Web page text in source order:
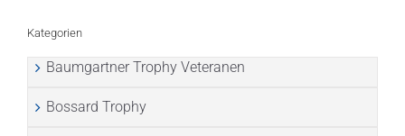
Kategorien
Baumgartner Trophy Veteranen
Bossard Trophy